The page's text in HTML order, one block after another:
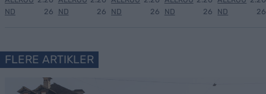
ND
26
ND
26
ND
26
ND
26
ND
26
FLERE ARTIKLER